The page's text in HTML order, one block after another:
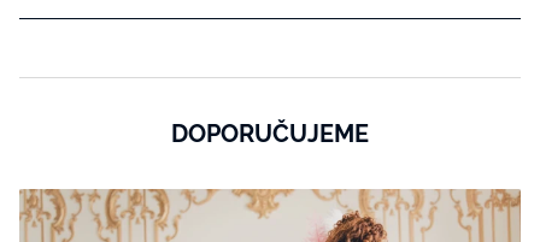
DOPORUČUJEME